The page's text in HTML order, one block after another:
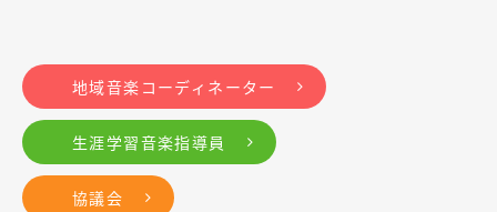
地域音楽コーディネーター
生涯学習音楽指導員
協議会